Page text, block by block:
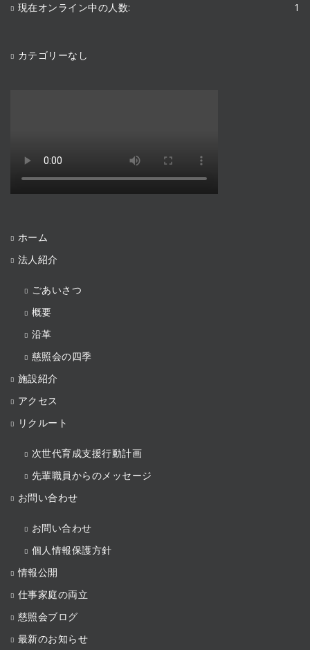
1
現在オンライン中の人数:
カテゴリーなし
ホーム
法人紹介
ごあいさつ
概要
沿革
慈照会の四季
施設紹介
アクセス
リクルート
次世代育成支援行動計画
先輩職員からのメッセージ
お問い合わせ
お問い合わせ
個人情報保護方針
情報公開
仕事家庭の両立
慈照会ブログ
最新のお知らせ